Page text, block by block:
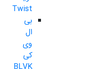
Twist
بی
ال
وی
کی